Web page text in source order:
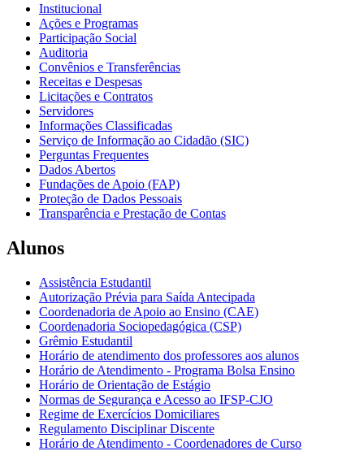
Institucional
Ações e Programas
Participação Social
Auditoria
Convênios e Transferências
Receitas e Despesas
Licitações e Contratos
Servidores
Informações Classificadas
Serviço de Informação ao Cidadão (SIC)
Perguntas Frequentes
Dados Abertos
Fundações de Apoio (FAP)
Proteção de Dados Pessoais
Transparência e Prestação de Contas
Alunos
Assistência Estudantil
Autorização Prévia para Saída Antecipada
Coordenadoria de Apoio ao Ensino (CAE)
Coordenadoria Sociopedagógica (CSP)
Grêmio Estudantil
Horário de atendimento dos professores aos alunos
Horário de Atendimento - Programa Bolsa Ensino
Horário de Orientação de Estágio
Normas de Segurança e Acesso ao IFSP-CJO
Regime de Exercícios Domiciliares
Regulamento Disciplinar Discente
Horário de Atendimento - Coordenadores de Curso